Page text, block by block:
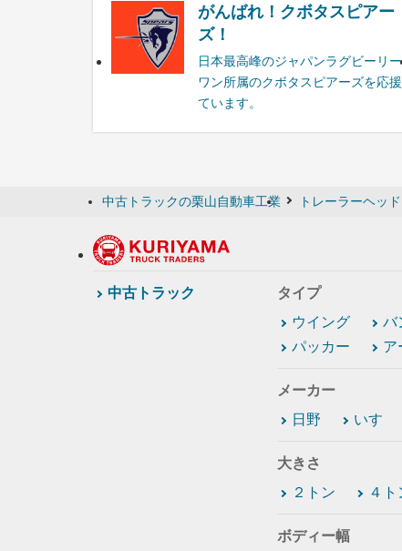
がんばれ！クボタスピアー
ズ！
日本最高峰のジャパンラグビーリ
ワン所属のクボタスピアーズを応
ています。
中古トラックの栗山自動車工業 トレーラーヘッ
中古トラック
タイプ
ウイング
バ
パッカー
ア
メーカー
日野
いすゞ
大きさ
２トン
４ト
ボディー幅